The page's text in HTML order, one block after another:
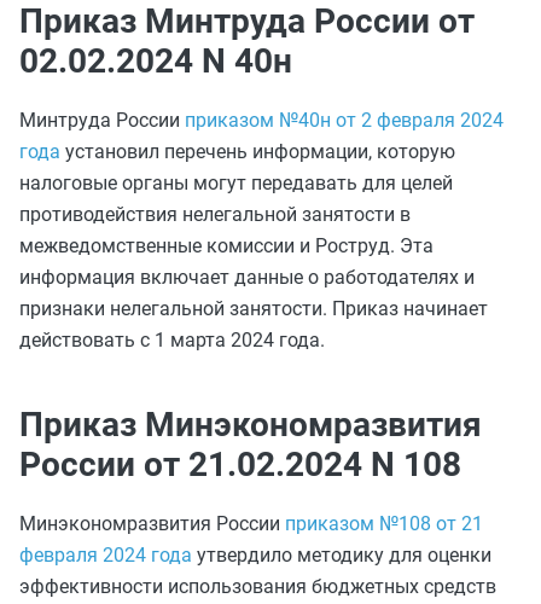
Приказ Минтруда России от
02.02.2024 N 40н
Минтруда России приказом №40н от 2 февраля 2024
года установил перечень информации, которую
налоговые органы могут передавать для целей
противодействия нелегальной занятости в
межведомственные комиссии и Роструд. Эта
информация включает данные о работодателях и
признаки нелегальной занятости. Приказ начинает
действовать с 1 марта 2024 года.
Приказ Минэкономразвития
России от 21.02.2024 N 108
Минэкономразвития России приказом №108 от 21
февраля 2024 года утвердило методику для оценки
эффективности использования бюджетных средств